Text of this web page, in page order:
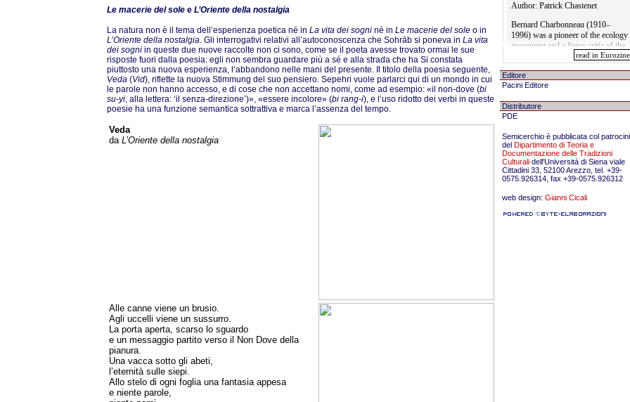
Le macerie del sole e L’Oriente della nostalgia
La natura non è il tema dell’esperienza poetica né in La vita dei sogni né in Le macerie del sole o in
L’Oriente della nostalgia. Gli interrogativi relativi all’autoconoscenza che Sohrāb si poneva in La vita
dei sogni in queste due nuove raccolte non ci sono, come se il poeta avesse trovato ormai le sue
risposte fuori dalla poesia: egli non sembra guardare più a sé e alla strada che ha Si constata
piuttosto una nuova esperienza, l’abbandono nelle mani del presente. Il titolo della poesia seguente,
Veda (Vid), riflette la nuova Stimmung del suo pensiero. Sepehri vuole parlarci qui di un mondo in cui
le parole non hanno accesso, e di cose che non accettano nomi, come ad esempio: «il non-dove (bi
su-yi, alla lettera: ‘il senza-direzione’)», «essere incolore» (bi rang-i), e l’uso ridotto dei verbi in queste
poesie ha una funzione semantica sottrattiva e marca l’assenza del tempo.
Veda
da L’Oriente della nostalgia
Alle canne viene un brusio.
Agli uccelli viene un sussurro.
La porta aperta, scarso lo sguardo
e un messaggio partito verso il Non Dove della
pianura.
Una vacca sotto gli abeti,
l’eternità sulle siepi.
Allo stelo di ogni foglia una fantasia appesa
e niente parole,
Editore
Pacini Editore
Distributore
PDE
Semicerchio è pubblicata col
del Dipartimento di Teoria e
Documentazione delle Tradizioni
Culturali dell'Università di Siena viale
Cittadini 33, 52100 Arezzo, tel. +39-
0575.926314, fax +39-0575.926312
web design: Gianni Cicali